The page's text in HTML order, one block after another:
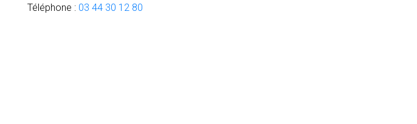
Téléphone : 03 44 30 12 80